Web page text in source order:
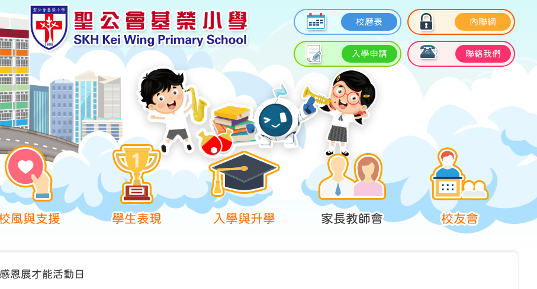
校曆表 內聯網
入學申請 聯絡我們
風與支援 學生表現 入學與升學 家長教師會 校友會
恩展才能活動日